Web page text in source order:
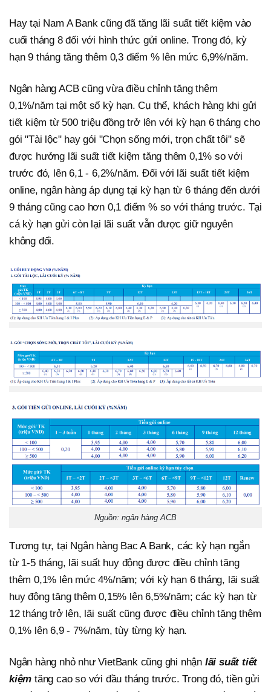
Hay tại Nam A Bank cũng đã tăng lãi suất tiết kiệm vào
cuối tháng 8 đối với hình thức gửi online. Trong đó, kỳ
hạn 9 tháng tăng thêm 0,3 điểm % lên mức 6,9%/năm.
Ngân hàng ACB cũng vừa điều chỉnh tăng thêm
0,1%/năm tại một số kỳ hạn. Cụ thể, khách hàng khi gửi
tiết kiệm từ 500 triệu đồng trở lên với kỳ hạn 6 tháng cho
gói "Tài lộc" hay gói "Chọn sống mới, trọn chất tôi" sẽ
được hưởng lãi suất tiết kiệm tăng thêm 0,1% so với
trước đó, lên 6,1 - 6,2%/năm. Đối với lãi suất tiết kiệm
online, ngân hàng áp dụng tại kỳ hạn từ 6 tháng đến dưới
9 tháng cũng cao hơn 0,1 điểm % so với tháng trước. Tại
cá kỳ hạn gửi còn lại lãi suất vẫn được giữ nguyên
không đổi.
Nguồn: ngân hàng ACB
Tương tự, tại Ngân hàng Bac A Bank, các kỳ hạn ngắn
từ 1-5 tháng, lãi suất huy động được điều chỉnh tăng
thêm 0,1% lên mức 4%/năm; với kỳ hạn 6 tháng, lãi suất
huy động tăng thêm 0,15% lên 6,5%/năm; các kỳ hạn từ
12 tháng trở lên, lãi suất cũng được điều chỉnh tăng thêm
0,1% lên 6,9 - 7%/năm, tùy từng kỳ hạn.
Ngân hàng nhỏ như VietBank cũng ghi nhận lãi suất tiết
kiệm tăng cao so với đầu tháng trước. Trong đó, tiền gửi